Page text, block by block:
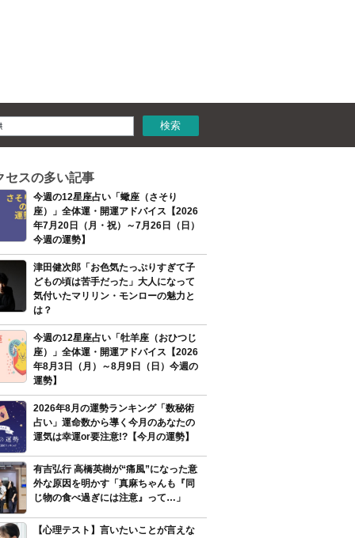
セスの多い記事
今週の12星座占い「蠍座（さそり
座）」全体運・開運アドバイス【2026
年7月20日（月・祝）～7月26日（日）
今週の運勢】
津田健次郎「お色気たっぷりすぎて子
どもの頃は苦手だった」大人になって
気付いたマリリン・モンローの魅力と
は？
今週の12星座占い「牡羊座（おひつじ
座）」全体運・開運アドバイス【2026
年8月3日（月）～8月9日（日）今週の
運勢】
2026年8月の運勢ランキング「数秘術
占い」運命数から導く今月のあなたの
運気は幸運or要注意!?【今月の運勢】
有吉弘行 高橋英樹が“痛風”になった意
外な原因を明かす「真麻ちゃんも『同
じ物の食べ過ぎには注意』って…」
【心理テスト】言いたいことが言えな